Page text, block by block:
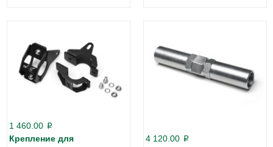
1 460.00 p
Крепление для
4 120.00 p